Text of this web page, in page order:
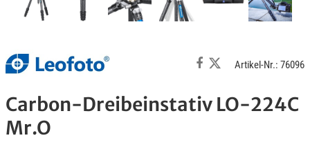
Artikel-Nr.: 76096
Carbon-Dreibeinstativ LO-224C
Mr.O